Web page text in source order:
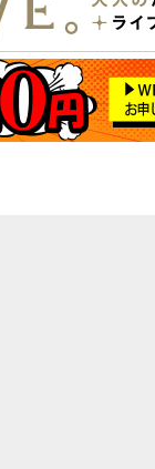
POP 第3世代特集
POP 第4世代特集
あのころヒッツ! 一挙5時間！
年